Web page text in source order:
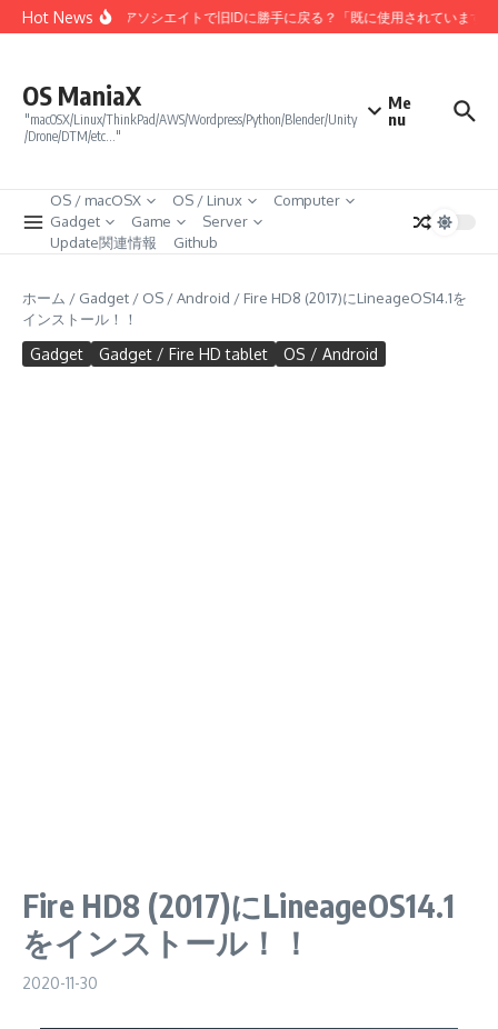
コンテンツへスキップ
Hot NewsAmazonアソシエイトで旧IDに勝手に戻る？「既に使用されています
OS ManiaX
"macOSX/Linux/ThinkPad/AWS/Wordpress/Python/Blender/Unity
/Drone/DTM/etc…"
Me
nu
OS / macOSX OS / Linux
Computer
Gadget
Game
Server
Update関連情報
Github
ホーム / Gadget / OS / Android / Fire HD8 (2017)にLineageOS14.1を
インストール！！
Gadget Gadget / Fire HD tablet OS / Android
Fire HD8 (2017)にLineageOS14.1
をインストール！！
2020-11-30